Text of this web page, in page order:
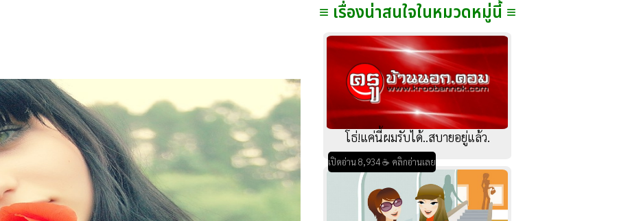
≡ เรื่องน่าสนใจในหมวดหมู่นี้ ≡
โธ่!แค่นี้ผมรับได้..สบายอยู่แล้ว.
เปิดอ่าน 8,934 ☕ คลิกอ่านเลย